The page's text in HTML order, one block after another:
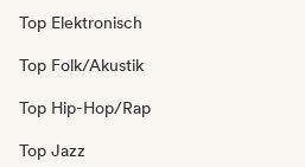
Top Elektronisch
Top Folk/Akustik
Top Hip-Hop/Rap
Top Jazz